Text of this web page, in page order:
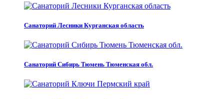
Санаторий Лесники Курганская область
Санаторий Сибирь Тюмень Тюменская обл.